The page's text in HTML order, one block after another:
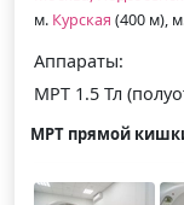
м. Курская (400 м),
Аппараты:
МРТ 1.5 Тл
МРТ прямой